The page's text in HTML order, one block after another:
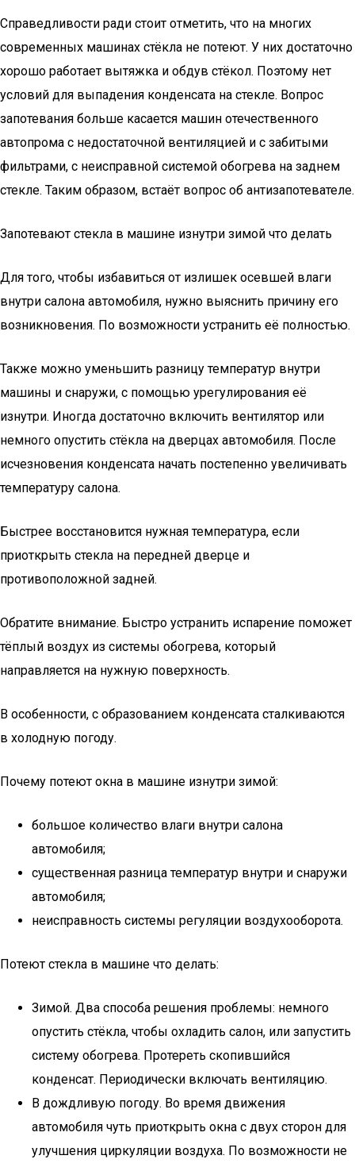
Справедливости ради стоит отметить, что на многих
современных машинах стёкла не потеют. У них достаточно
хорошо работает вытяжка и обдув стёкол. Поэтому нет
условий для выпадения конденсата на стекле. Вопрос
запотевания больше касается машин отечественного
автопрома с недостаточной вентиляцией и с забитыми
фильтрами, с неисправной системой обогрева на заднем
стекле. Таким образом, встаёт вопрос об антизапотевателе.
Запотевают стекла в машине изнутри зимой что делать
Для того, чтобы избавиться от излишек осевшей влаги
внутри салона автомобиля, нужно выяснить причину его
возникновения. По возможности устранить её полностью.
Также можно уменьшить разницу температур внутри
машины и снаружи, с помощью урегулирования её
изнутри. Иногда достаточно включить вентилятор или
немного опустить стёкла на дверцах автомобиля. После
исчезновения конденсата начать постепенно увеличивать
температуру салона.
Быстрее восстановится нужная температура, если
приоткрыть стекла на передней дверце и
противоположной задней.
Обратите внимание. Быстро устранить испарение поможет
тёплый воздух из системы обогрева, который
направляется на нужную поверхность.
В особенности, с образованием конденсата сталкиваются
в холодную погоду.
Почему потеют окна в машине изнутри зимой:
большое количество влаги внутри салона
автомобиля;
существенная разница температур внутри и снаружи
автомобиля;
неисправность системы регуляции воздухооборота.
Потеют стекла в машине что делать:
Зимой. Два способа решения проблемы: немного
опустить стёкла, чтобы охладить салон, или запустить
систему обогрева. Протереть скопившийся
конденсат. Периодически включать вентиляцию.
В дождливую погоду. Во время движения
автомобиля чуть приоткрыть окна с двух сторон для
улучшения циркуляции воздуха. По возможности не